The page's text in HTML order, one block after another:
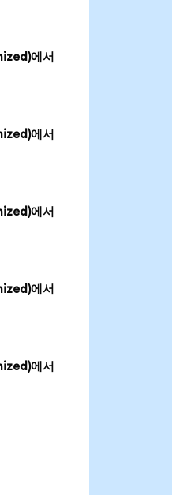
에서
에서
에서
에서
에서